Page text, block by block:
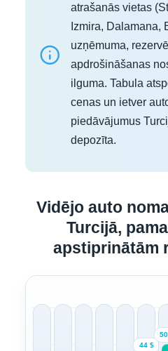
atrašanās vietas
Izmira, Dalamana,
uzņēmuma,
apdrošināšanas
ilguma. Tabula
cenas un ietver
piedāvājumus
depozīta.
Vidējo auto
Turcijā,
apstiprinātām
44 $